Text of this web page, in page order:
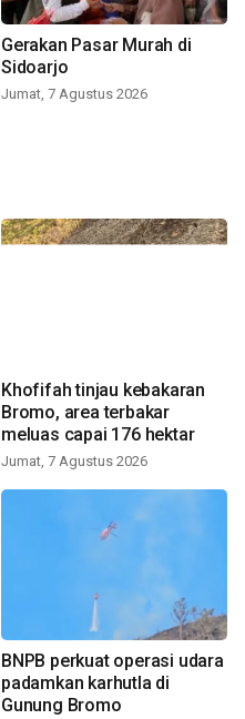
Gerakan Pasar Murah di
Sidoarjo
Jumat, 7 Agustus 2026
Khofifah tinjau kebakaran
Bromo, area terbakar
meluas capai 176 hektar
Jumat, 7 Agustus 2026
BNPB perkuat operasi udara
padamkan karhutla di
Gunung Bromo